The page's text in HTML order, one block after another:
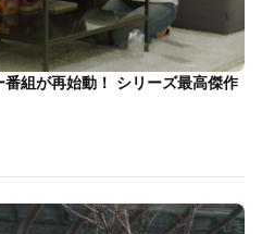
組が再始動！ シリーズ最高傑作